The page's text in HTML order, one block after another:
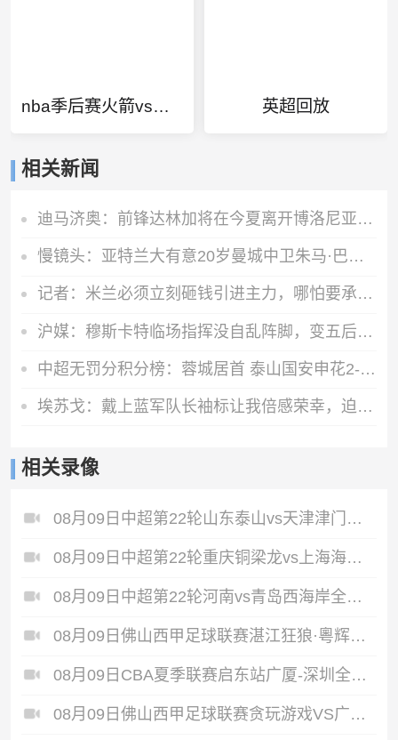
nba季后赛火箭vs勇士3 英超回放
相关新闻
迪马济奥：前锋达林加将在今夏离开博洛尼亚，不莱梅对球员感兴趣
慢镜头：亚特兰大有意20岁曼城中卫朱马·巴，交易方式可能是租借
记者：米兰必须立刻砸钱引进主力，哪怕要承担账面上的亏损
沪媒：穆斯卡特临场指挥没自乱阵脚，变五后卫收缩防线守住胜果
中超无罚分积分榜：蓉城居首 泰山国安申花2-4 海港第11 三镇垫底
埃苏戈：戴上蓝军队长袖标让我倍感荣幸，迫切希望开启英超新赛季
相关录像
08月09日中超第22轮山东泰山vs天津津门虎全场录像
08月09日中超第22轮重庆铜梁龙vs上海海港全场录像
08月09日中超第22轮河南vs青岛西海岸全场录像
08月09日佛山西甲足球联赛湛江狂狼·粵辉能源VS三七互娱全场录像
08月09日CBA夏季联赛启东站广厦-深圳全场录像
08月09日佛山西甲足球联赛贪玩游戏VS广东西南建设全场录像